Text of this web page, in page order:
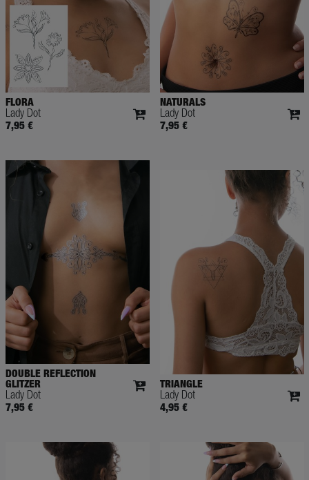
FLORA
Lady Dot
7,95 €
NATURALS
Lady Dot
7,95 €
DOUBLE REFLECTION
GLITZER
Lady Dot
7,95 €
TRIANGLE
Lady Dot
4,95 €